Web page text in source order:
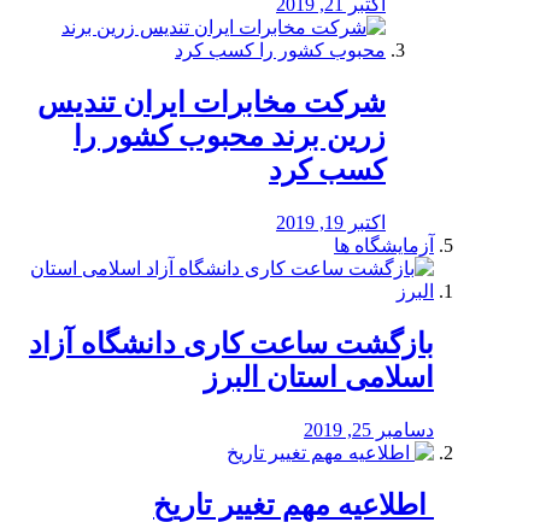
اکتبر 21, 2019
شرکت مخابرات ایران تندیس
زرین برند محبوب کشور را
کسب کرد
اکتبر 19, 2019
آزمایشگاه ها
بازگشت ساعت کاری دانشگاه آزاد
اسلامی استان البرز
دسامبر 25, 2019
️ اطلاعیه مهم تغییر تاریخ